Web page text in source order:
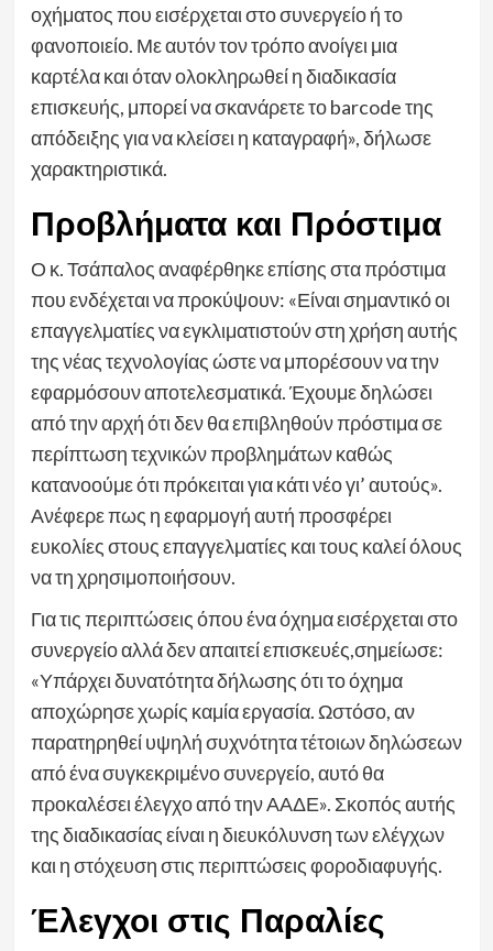
οχήματος που εισέρχεται στο συνεργείο ή το
φανοποιείο. Με αυτόν τον τρόπο ανοίγει μια
καρτέλα και όταν ολοκληρωθεί η διαδικασία
επισκευής, μπορεί να σκανάρετε το barcode της
απόδειξης για να κλείσει η καταγραφή», δήλωσε
χαρακτηριστικά.
Προβλήματα και Πρόστιμα
Ο κ. Τσάπαλος αναφέρθηκε επίσης στα πρόστιμα
που ενδέχεται να προκύψουν: «Είναι σημαντικό οι
επαγγελματίες να εγκλιματιστούν στη χρήση αυτής
της νέας τεχνολογίας ώστε να μπορέσουν να την
εφαρμόσουν αποτελεσματικά. Έχουμε δηλώσει
από την αρχή ότι δεν θα επιβληθούν πρόστιμα σε
περίπτωση τεχνικών προβλημάτων καθώς
κατανοούμε ότι πρόκειται για κάτι νέο γι’ αυτούς».
Ανέφερε πως η εφαρμογή αυτή προσφέρει
ευκολίες στους επαγγελματίες και τους καλεί όλους
να τη χρησιμοποιήσουν.
Για τις περιπτώσεις όπου ένα όχημα εισέρχεται στο
συνεργείο αλλά δεν απαιτεί επισκευές,σημείωσε:
«Υπάρχει δυνατότητα δήλωσης ότι το όχημα
αποχώρησε χωρίς καμία εργασία. Ωστόσο, αν
παρατηρηθεί υψηλή συχνότητα τέτοιων δηλώσεων
από ένα συγκεκριμένο συνεργείο, αυτό θα
προκαλέσει έλεγχο από την ΑΑΔΕ». Σκοπός αυτής
της διαδικασίας είναι η διευκόλυνση των ελέγχων
και η στόχευση στις περιπτώσεις φοροδιαφυγής.
Έλεγχοι στις Παραλίες